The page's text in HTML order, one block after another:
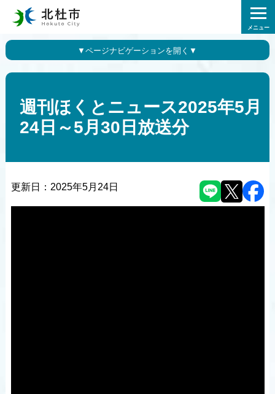
メニュー
週刊ほくとニュース2025年5月
24日～5月30日放送分
更新日： 2025年5月24日